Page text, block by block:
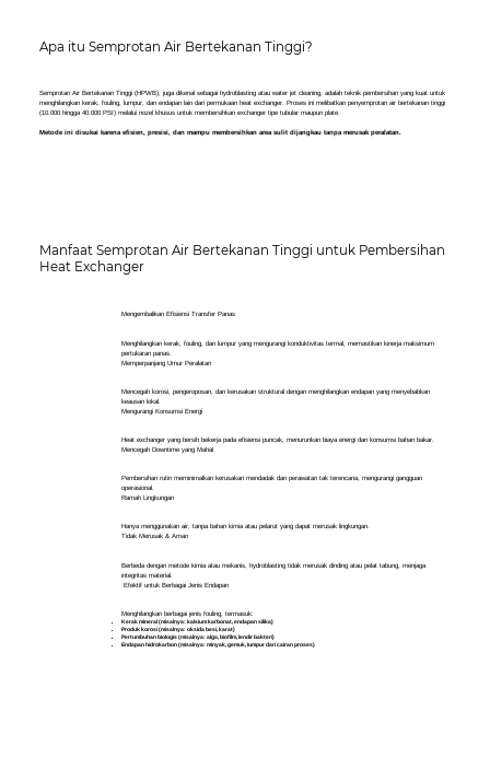
Apa itu Semprotan Air Bertekanan Tinggi?
Semprotan Air Bertekanan Tinggi (HPWB), juga dikenal sebagai hydroblasting atau water jet cleaning, adalah teknik pembersihan yang kuat untuk
menghilangkan kerak, fouling, lumpur, dan endapan lain dari permukaan heat exchanger. Proses ini melibatkan penyemprotan air bertekanan tinggi
(10.000 hingga 40.000 PSI) melalui nozel khusus untuk membersihkan exchanger tipe tubular maupun plate.
Metode ini disukai karena efisien, presisi, dan mampu membersihkan area sulit dijangkau tanpa merusak peralatan.
ManfaatSemprotan Air Bertekanan Tinggi untuk Pembersihan
Heat Exchanger
Mengembalikan Efisiensi Transfer Panas
Menghilangkan kerak, fouling, dan lumpur yang mengurangi konduktivitas termal, memastikan kinerja maksimum
pertukaran panas.
Memperpanjang Umur Peralatan
Mencegah korosi, pengeroposan, dan kerusakan struktural dengan menghilangkan endapan yang menyebabkan
keausan lokal.
Mengurangi Konsumsi Energi
Heat exchanger yang bersih bekerja pada efisiensi puncak, menurunkan biaya energi dan konsumsi bahan bakar.
Mencegah Downtime yang Mahal
Pembersihan rutin meminimalkan kerusakan mendadak dan perawatan tak terencana, mengurangi gangguan
operasional.
Ramah Lingkungan
Hanya menggunakan air, tanpa bahan kimia atau pelarut yang dapat merusak lingkungan.
Tidak Merusak & Aman
Berbeda dengan metode kimia atau mekanis, hydroblasting tidak merusak dinding atau pelat tabung, menjaga
integritas material.
Efektif untuk Berbagai Jenis Endapan
Menghilangkan berbagai jenis fouling, termasuk:
Kerak mineral (misalnya: kalsium karbonat, endapan silika)
Produk korosi (misalnya: oksida besi, karat)
Pertumbuhan biologis (misalnya: alga, biofilm, lendir bakteri)
Endapan hidrokarbon (misalnya: minyak, gemuk, lumpur dari cairan proses)